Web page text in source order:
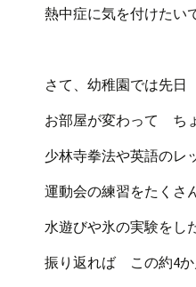
熱中症に気を付けたい
さて、幼稚園では先
お部屋が変わって ち
少林寺拳法や英語のレ
運動会の練習をたくさ
水遊びや氷の実験をし
振り返れば この約4